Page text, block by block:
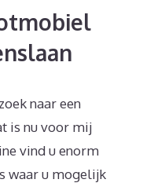
naar een
is nu voor mij
vind u enorm
waar u mogelijk